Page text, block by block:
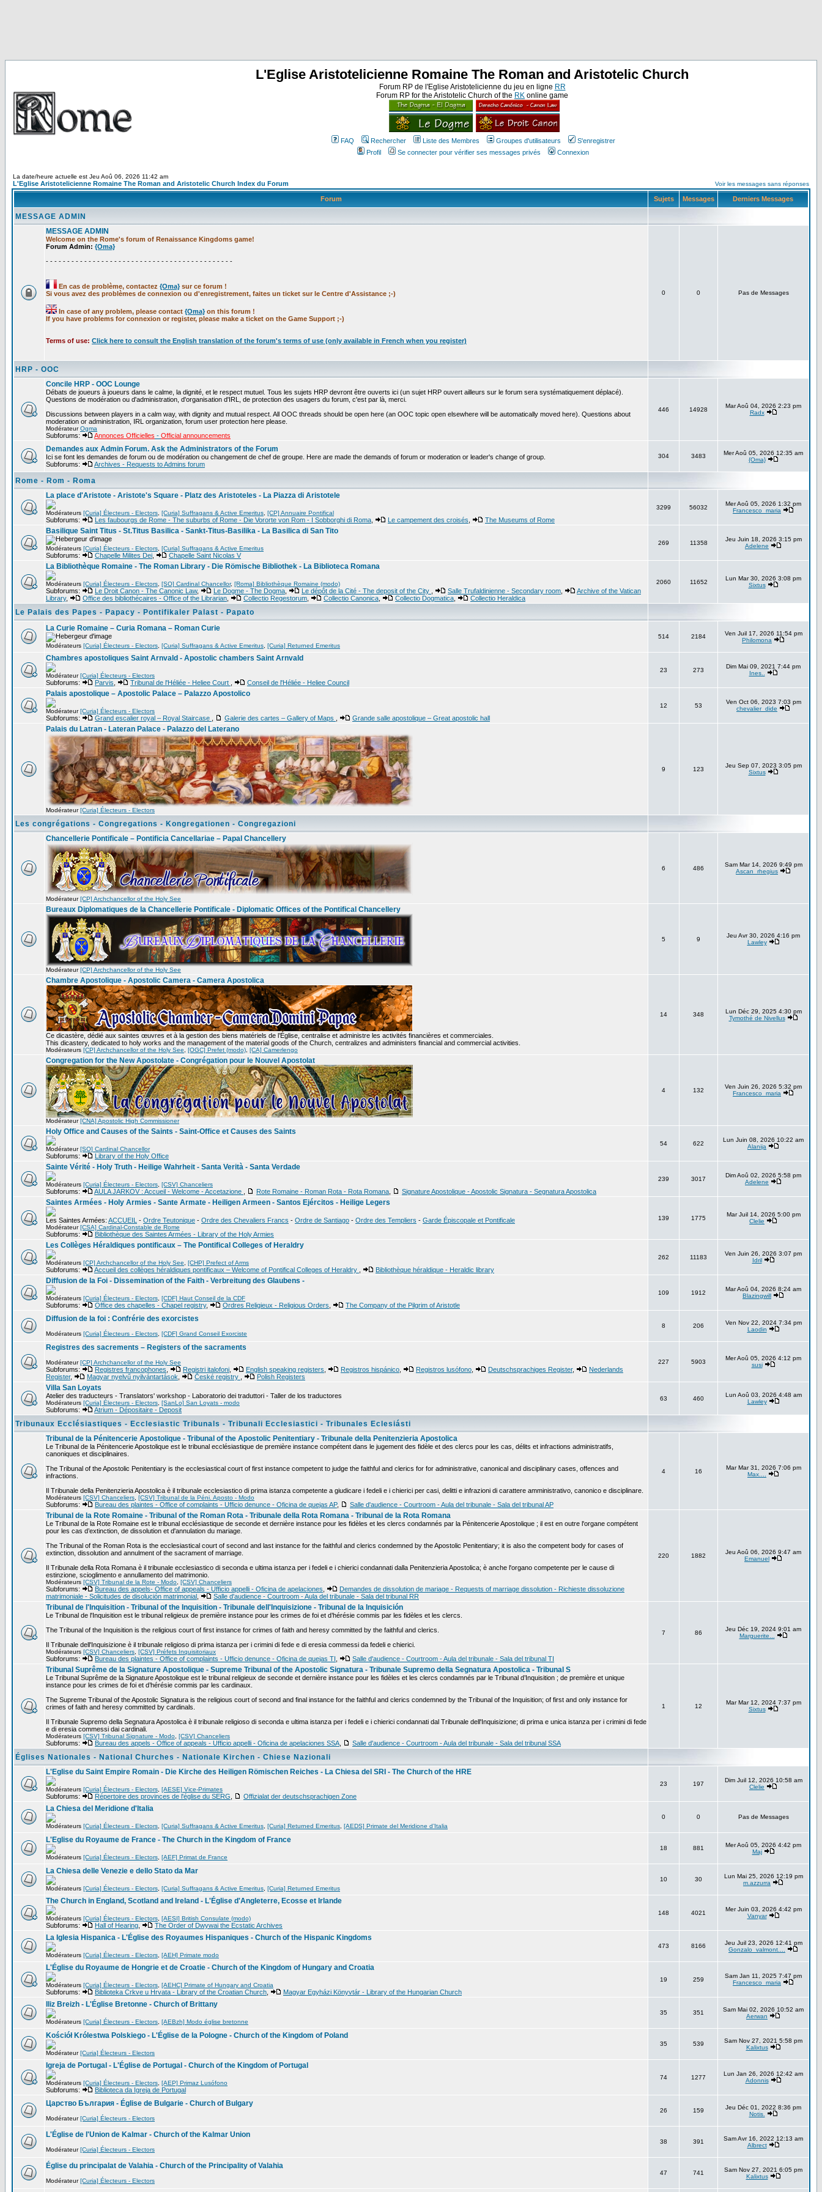
L'Eglise Aristotelicienne Romaine The Roman and Aristotelic Church
Forum RP de l'Eglise Aristotelicienne du jeu en ligne RR
Forum RP for the Aristotelic Church of the RK online game
FAQ Rechercher Liste des Membres Groupes d'utilisateurs
S'enregistrer
Profil
Se connecter pour vérifier ses messages privés Connexion
La date/heure actuelle est Jeu Aoû 06, 2026 11:42 am
L'Eglise Aristotelicienne Romaine The Roman and Aristotelic Church Index du Forum Voir les messages sans réponses
Forum Sujets Messages Derniers Messages
MESSAGE ADMIN
MESSAGE ADMIN
Welcome on the Rome's forum of Renaissance Kingdoms game!
Forum Admin: {Oma}
- - - - - - - - - - - - - - - - - - - - - - - - - - - - - - - - - - - - - - - - - - - -
En cas de problème, contactez {Oma}sur ce forum !
Si vous avez des problèmes de connexion ou d'enregistrement, faites un ticket sur le Centre d'Assistance ;-)
In case of any problem, please contact {Oma}on this forum !
If you have problems for connexion or register, please make a ticket on the Game Support ;-)
Terms of use: Click here to consult the English translation of the forum's terms of use (only available in French when you register)
0 0 Pas de Messages
HRP - OOC
Concile HRP - OOC Lounge
Débats de joueurs à joueurs dans le calme, la dignité, et le respect mutuel. Tous les sujets HRP devront être ouverts ici (un sujet HRP ouvert ailleurs sur le forum sera systématiquement déplacé).
Questions de modération ou d'administration, d'organisation d'IRL, de protection des usagers du forum, c'est par là, merci.
Discussions between players in a calm way, with dignity and mutual respect. All OOC threads should be open here (an OOC topic open elsewhere will be automatically moved here). Questions about
moderation or administration, IRL organization, forum user protection here please.
ModérateurOgma
Subforums: Annonces Officielles - Official announcements
446 14928
Mar Aoû 04, 2026 2:23 pm
Radx
Demandes aux Admin Forum. Ask the Administrators of the Forum
Ici se font les demandes de forum ou de modération ou changement de chef de groupe. Here are made the demands of forum or moderation or leader's change of group.
Subforums:
Archives - Requests to Admins forum
304 3483
Mer Aoû 05, 2026 12:35 am
{Oma}
Rome - Rom - Roma
La place d'Aristote - Aristote's Square - Platz des Aristoteles - La Piazza di Aristotele
Modérateurs [Curia] Électeurs - Electors [Curia] Suffragans & Active Emeritus [CP] Annuaire Pontifical
Subforums: Les faubourgs de Rome - The suburbs of Rome - Die Vororte von Rom - I Sobborghi di Roma Le campement des croisés The Museums of Rome
3299 56032
Mer Aoû 05, 2026 1:32 pm
Francesco_maria
Basilique Saint Titus - St.Titus Basilica - Sankt-Titus-Basilika - La Basilica di San Tito
Modérateurs [Curia] Électeurs - Electors [Curia] Suffragans & Active Emeritus
Subforums: Chapelle Milites Dei Chapelle Saint Nicolas V
269 11358
Jeu Juin 18, 2026 3:15 pm
Adelene
La Bibliothèque Romaine - The Roman Library - Die Römische Bibliothek - La Biblioteca Romana
Modérateurs [Curia] Électeurs - Electors [SO] Cardinal Chancellor, [Roma] Bibliothèque Romaine (modo)
Subforums: Le Droit Canon - The Canonic Law, Le Dogme - The Dogma Le dépôt de la Cité - The deposit of the City Salle Trufaldinienne - Secondary room
Archive of the Vatican
Library, Office des bibliothécaires - Office of the Librarian Collectio Regestorum Collectio Canonica Collectio Dogmatica Collectio Heraldica
2060 11652
Lun Mar 30, 2026 3:08 pm
Sixtus
Le Palais des Papes - Papacy - Pontifikaler Palast - Papato
La Curie Romaine – Curia Romana – Roman Curie
Modérateurs [Curia] Électeurs - Electors [Curia] Suffragans & Active Emeritus [Curia] Returned Emeritus
514 2184
Ven Juil 17, 2026 11:54 pm
Philomona
Chambres apostoliques Saint Arnvald - Apostolic chambers Saint Arnvald
Modérateur[Curia] Électeurs - Electors
Subforums: Parvis Tribunal de l'Héliée - Heliee Court Conseil de l'Héliée - Heliee Council
23 273
Dim Mai 09, 2021 7:44 pm
Ines..
Palais apostolique – Apostolic Palace – Palazzo Apostolico
Modérateur[Curia] Électeurs - Electors
Subforums: Grand escalier royal – Royal Staircase Galerie des cartes – Gallery of Maps Grande salle apostolique – Great apostolic hall
12 53
Ven Oct 06, 2023 7:03 pm
chevalier_dide
Palais du Latran - Lateran Palace - Palazzo del Laterano
Modérateur[Curia] Électeurs - Electors
9 123
Jeu Sep 07, 2023 3:05 pm
Sixtus
Les congrégations - Congregations - Kongregationen - Congregazioni
Chancellerie Pontificale – Pontificia Cancellariae – Papal Chancellery
Modérateur[CP] Archchancellor of the Holy See
6 486
Sam Mar 14, 2026 9:49 pm
Ascan_rhegius
Bureaux Diplomatiques de la Chancellerie Pontificale - Diplomatic Offices of the Pontifical Chancellery
Modérateur[CP] Archchancellor of the Holy See
5 9
Jeu Avr 30, 2026 4:16 pm
Lawley
Chambre Apostolique - Apostolic Camera - Camera Apostolica
Ce dicastère, dédié aux saintes œuvres et à la gestion des biens matériels de l’Église, centralise et administre les activités financières et commerciales.
This dicastery, dedicated to holy works and the management of the material goods of the Church, centralizes and administers financial and commercial activities.
Modérateurs [CP] Archchancellor of the Holy See [OGC] Prefet (modo) [CA] Camerlengo
14 348
Lun Déc 29, 2025 4:30 pm
Tymothé de Nivellus
Congregation for the New Apostolate - Congrégation pour le Nouvel Apostolat
Modérateur[CNA] Apostolic High Commissioner
4 132
Ven Juin 26, 2026 5:32 pm
Francesco_maria
Holy Office and Causes of the Saints - Saint-Office et Causes des Saints
Modérateur[SO] Cardinal Chancellor
Subforums: Library of the Holy Office
54 622
Lun Juin 08, 2026 10:22 am
Alanija
Sainte Vérité - Holy Truth - Heilige Wahrheit - Santa Verità - Santa Verdade
Modérateurs [Curia] Électeurs - Electors [CSV] Chanceliers
Subforums: AULA JARKOV : Accueil - Welcome - Accetazione Rote Romaine - Roman Rota - Rota Romana Signature Apostolique - Apostolic Signatura - Segnatura Apostolica
239 3017
Dim Aoû 02, 2026 5:58 pm
Adelene
Saintes Armées - Holy Armies - Sante Armate - Heiligen Armeen - Santos Ejércitos - Heilige Legers
Les Saintes Armées: ACCUEIL - Ordre Teutonique - Ordre des Chevaliers Francs - Ordre de Santiago - Ordre des Templiers - Garde Épiscopale et Pontificale
Modérateur[CSA] Cardinal-Constable de Rome
Subforums: Bibliothèque des Saintes Armées - Library of the Holy Armies
139 1775
Mar Juil 14, 2026 5:00 pm
Clelie
Les Collèges Héraldiques pontificaux – The Pontifical Colleges of Heraldry
Modérateurs [CP] Archchancellor of the Holy See [CHP] Prefect of Arms
Subforums: Accueil des collèges héraldiques pontificaux – Welcome of Pontifical Colleges of Heraldry Bibliothèque héraldique - Heraldic library
262 11183
Ven Juin 26, 2026 3:07 pm
Idril
Diffusion de la Foi - Dissemination of the Faith - Verbreitung des Glaubens -
Modérateurs [Curia] Électeurs - Electors [CDF] Haut Conseil de la CDF
Subforums: Office des chapelles - Chapel registry, Ordres Religieux - Religious Orders The Company of the Pilgrim of Aristotle
109 1912
Mar Aoû 04, 2026 8:24 am
Blazingwill
Diffusion de la foi : Confrérie des exorcistes
Modérateurs [Curia] Électeurs - Electors [CDF] Grand Conseil Exorciste
8 206
Ven Nov 22, 2024 7:34 pm
Laodin
Registres des sacrements – Registers of the sacraments
Modérateur[CP] Archchancellor of the Holy See
Subforums: Registres francophones Registri italofoni English speaking registers Registros hispánico Registros lusófono Deutschsprachiges Register,
Nederlands
Register, Magyar nyelvű nyilvántartások České registry Polish Registers
227 5903
Mer Aoû 05, 2026 4:12 pm
susi
Villa San Loyats
Atelier des traducteurs - Translators' workshop - Laboratorio dei traduttori - Taller de los traductores
Modérateurs [Curia] Électeurs - Electors [SanLo] San Loyats - modo
Subforums: Atrium - Dépositaire - Deposit
63 460
Lun Aoû 03, 2026 4:48 am
Lawley
Tribunaux Ecclésiastiques - Ecclesiastic Tribunals - Tribunali Ecclesiastici - Tribunales Eclesiásti
Tribunal de la Pénitencerie Apostolique - Tribunal of the Apostolic Penitentiary - Tribunale della Penitenzieria Apostolica
Le Tribunal de la Pénitencerie Apostolique est le tribunal ecclésiastique de première instance compétent dans le jugement des fidèle et des clercs pour les cas, délits et infractions administratifs,
canoniques et disciplinaires.
The Tribunal of the Apostolic Penitentiary is the ecclesiastical court of first instance competent to judge the faithful and clerics for for administrative, canonical and disciplinary cases, offences and
infractions.
Il Tribunale della Penitenzieria Apostolica è il tribunale ecclesiastico di prima istanza competente a giudicare i fedeli e i chierici per casi, delitti e infrazioni di carattere amministrativo, canonico e disciplinare.
Modérateurs [CSV] Chanceliers [CSV] Tribunal de la Péni. Aposto - Modo
Subforums: Bureau des plaintes - Office of complaints - Ufficio denunce - Oficina de quejas AP, Salle d'audience - Courtroom - Aula del tribunale - Sala del tribunal AP
4 16
Mar Mar 31, 2026 7:06 pm
Max....
Tribunal de la Rote Romaine - Tribunal of the Roman Rota - Tribunale della Rota Romana - Tribunal de la Rota Romana
Le Tribunal de la Rote Romaine est le tribunal ecclésiastique de seconde et dernière instance pour les fidèles et les clercs condamnés par la Pénitencerie Apostolique ; il est en outre l'organe compétent
pour les cas d’extinction, de dissolution et d'annulation du mariage.
The Tribunal of the Roman Rota is the ecclesiastical court of second and last instance for the faithful and clerics condemned by the Apostolic Penitentiary; it is also the competent body for cases of
extinction, dissolution and annulment of the sacrament of marriage.
Il Tribunale della Rota Romana è il tribunale ecclesiastico di seconda e ultima istanza per i fedeli e i chierici condannati dalla Penitenzieria Apostolica; è anche l'organo competente per le cause di
estinzione, scioglimento e annullamento del matrimonio.
Modérateurs [CSV] Tribunal de la Rote - Modo [CSV] Chanceliers
Subforums: Bureau des appels- Office of appeals - Ufficio appelli - Oficina de apelaciones
Demandes de dissolution de mariage - Requests of marriage dissolution - Richieste dissoluzione
matrimoniale - Solicitudes de disolución matrimonial
Salle d'audience - Courtroom - Aula del tribunale - Sala del tribunal RR
220 1882
Jeu Aoû 06, 2026 9:47 am
Emanuel
Tribunal de l'Inquisition - Tribunal of the Inquisition - Tribunale dell'Inquisizione - Tribunal de la Inquisición
Le Tribunal de l'Inquisition est le tribunal religieux de première instance pour les crimes de foi et d’hérésie commis par les fidèles et les clercs.
The Tribunal of the Inquisition is the religious court of first instance for crimes of faith and heresy committed by the faithful and clerics.
Il Tribunale dell'Inquisizione è il tribunale religioso di prima istanza per i crimini di fede e di eresia commessi da fedeli e chierici.
Modérateurs [CSV] Chanceliers [CSV] Préfets Inquisitoriaux
Subforums: Bureau des plaintes - Office of complaints - Ufficio denunce - Oficina de quejas TI Salle d'audience - Courtroom - Aula del tribunale - Sala del tribunal TI
7 86
Jeu Déc 19, 2024 9:01 am
Marguerite...
Tribunal Suprême de la Signature Apostolique - Supreme Tribunal of the Apostolic Signatura - Tribunale Supremo della Segnatura Apostolica - Tribunal S
Le Tribunal Suprême de la Signature Apostolique est le tribunal religieux de seconde et dernière instance pour les fidèles et les clercs condamnés par le Tribunal d’Inquisition ; de première et unique
instance pour les crimes de foi et d’hérésie commis par les cardinaux.
The Supreme Tribunal of the Apostolic Signatura is the religious court of second and final instance for the faithful and clerics condemned by the Tribunal of the Inquisition; of first and only instance for
crimes of faith and heresy committed by cardinals.
Il Tribunale Supremo della Segnatura Apostolica è il tribunale religioso di seconda e ultima istanza per i fedeli e i chierici condannati dal Tribunale dell'Inquisizione; di prima e unica istanza per i crimini di fede
e di eresia commessi dai cardinali.
Modérateurs [CSV] Tribunal Signature - Modo [CSV] Chanceliers
Subforums: Bureau des appels - Office of appeals - Ufficio appelli - Oficina de apelaciones SSA Salle d'audience - Courtroom - Aula del tribunale - Sala del tribunal SSA
1 12
Mar Mar 12, 2024 7:37 pm
Sixtus
Églises Nationales - National Churches - Nationale Kirchen - Chiese Nazionali
L'Eglise du Saint Empire Romain - Die Kirche des Heiligen Römischen Reiches - La Chiesa del SRI - The Church of the HRE
Modérateurs [Curia] Électeurs - Electors [AESE] Vice-Primates
Subforums: Répertoire des provinces de l'église du SERG Offizialat der deutschsprachigen Zone
23 197
Dim Juil 12, 2026 10:58 am
Clelie
La Chiesa del Meridione d'Italia
Modérateurs [Curia] Électeurs - Electors [Curia] Suffragans & Active Emeritus [Curia] Returned Emeritus [AEDS] Primate del Meridione d’Italia
0 0 Pas de Messages
L'Eglise du Royaume de France - The Church in the Kingdom of France
Modérateurs [Curia] Électeurs - Electors [AEF] Primat de France
18 881
Mer Aoû 05, 2026 4:42 pm
Maj
La Chiesa delle Venezie e dello Stato da Mar
Modérateurs [Curia] Électeurs - Electors [Curia] Suffragans & Active Emeritus [Curia] Returned Emeritus
10 30
Lun Mai 25, 2026 12:19 pm
m.azzurra
The Church in England, Scotland and Ireland - L'Église d'Angleterre, Ecosse et Irlande
Modérateurs [Curia] Électeurs - Electors [AESI] British Consulate (modo)
Subforums: Hall of Hearing The Order of Dwywai the Ecstatic Archives
148 4021
Mer Juin 03, 2026 4:42 pm
Vanyar
La Iglesia Hispanica - L'Église des Royaumes Hispaniques - Church of the Hispanic Kingdoms
Modérateurs [Curia] Électeurs - Electors [AEH] Primate modo
473 8166
Jeu Juil 23, 2026 12:41 pm
Gonzalo_valmont....
L'Église du Royaume de Hongrie et de Croatie - Church of the Kingdom of Hungary and Croatia
Modérateurs [Curia] Électeurs - Electors [AEHC] Primate of Hungary and Croatia
Subforums: Biblioteka Crkve u Hrvata - Library of the Croatian Church Magyar Egyházi Könyvtár - Library of the Hungarian Church
19 259
Sam Jan 11, 2025 7:47 pm
Francesco_maria
Iliz Breizh - L'Église Bretonne - Church of Brittany
Modérateurs [Curia] Électeurs - Electors [AEBzh] Modo église bretonne
35 351
Sam Mai 02, 2026 10:52 am
Aerwan
Kościół Królestwa Polskiego - L'Église de la Pologne - Church of the Kingdom of Poland
Modérateur[Curia] Électeurs - Electors
35 539
Sam Nov 27, 2021 5:58 pm
Kalixtus
Igreja de Portugal - L'Église de Portugal - Church of the Kingdom of Portugal
Modérateurs [Curia] Électeurs - Electors [AEP] Primaz Lusófono
Subforums: Biblioteca da Igreja de Portugal
74 1277
Lun Jan 26, 2026 12:42 am
Adonnis
Царство България - Église de Bulgarie - Church of Bulgary
Modérateur[Curia] Électeurs - Electors
26 159
Jeu Déc 01, 2022 8:36 pm
Notis.
L'Église de l'Union de Kalmar - Church of the Kalmar Union
Modérateur[Curia] Électeurs - Electors
38 391
Sam Avr 16, 2022 12:13 am
Albrect
Église du principalat de Valahia - Church of the Principality of Valahia
Modérateur[Curia] Électeurs - Electors
47 741
Sam Nov 27, 2021 6:05 pm
Kalixtus